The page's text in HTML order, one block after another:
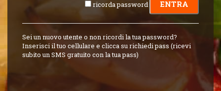
ricorda password
Sei un nuovo utente o non ricordi la tua password?
Inserisci il tuo cellulare e clicca su richiedi pass (ricevi
subito un SMS gratuito con la tua pass)